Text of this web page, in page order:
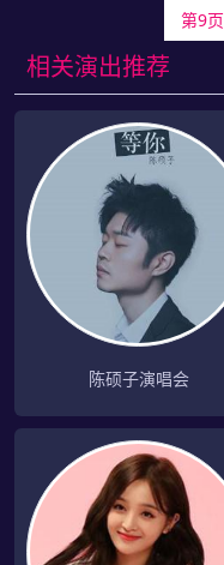
第9页
相关演出推荐
陈硕子演唱会